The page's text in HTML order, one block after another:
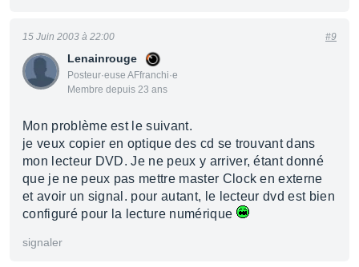
Lenainrouge
Posteur·euse AFfranchi·e
Membre depuis 23 ans
15 Juin 2003 à 22:00 #9
Mon problème est le suivant.
je veux copier en optique des cd se trouvant dans
mon lecteur DVD. Je ne peux y arriver, étant donné
que je ne peux pas mettre master Clock en externe
et avoir un signal. pour autant, le lecteur dvd est bien
configuré pour la lecture numérique
signaler